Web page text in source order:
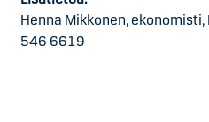
Henna Mikkonen, ekonomisti,
546 6619